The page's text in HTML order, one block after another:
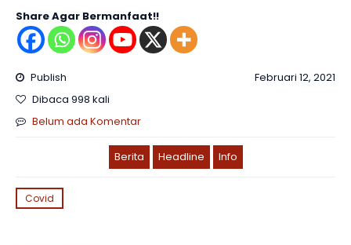
Share Agar Bermanfaat!!
Publish
Februari 12, 2021
Dibaca 998 kali
Belum ada Komentar
Berita Headline Info
Covid